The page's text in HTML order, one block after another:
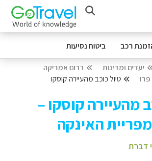
רכב ביטוח נסיעות
יעדים ומדינות
דרום אמריקה
טיול כוכב מהעיירה קוסקו
מהעיירה קוסקו –
האינקה
דברת